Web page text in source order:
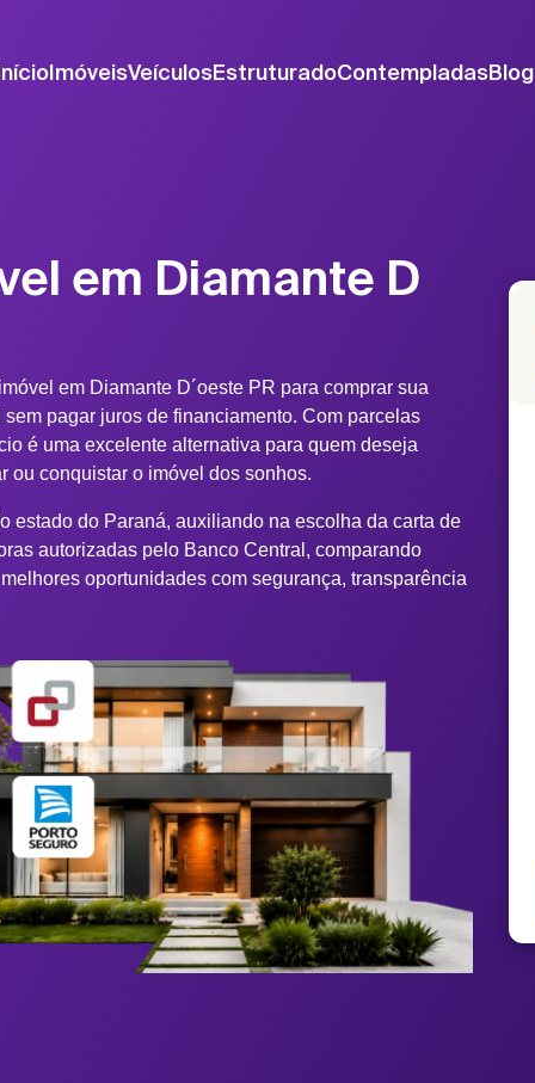
ImóveisVeículosEstruturadoContempladasBlog
em Diamante D
em Diamante D´oeste PR para comprar sua
pagar juros de financiamento. Com parcelas
é uma excelente alternativa para quem deseja
ou conquistar o imóvel dos sonhos.
estado do Paraná, auxiliando na escolha da carta de
autorizadas pelo Banco Central, comparando
oportunidades com segurança, transparência